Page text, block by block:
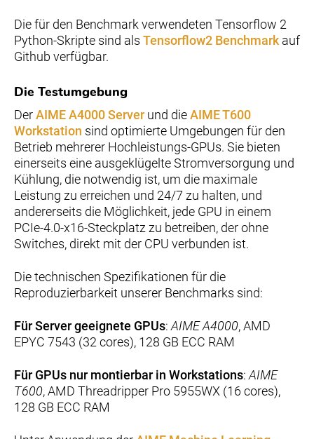
Die für den Benchmark verwendeten Tensorflow 2
Python-Skripte sind als Tensorflow2 Benchmark auf
Github verfügbar.
Die Testumgebung
DerAIME A4000 Server und dieAIME T600
Workstation sind optimierte Umgebungen für den
Betrieb mehrerer Hochleistungs-GPUs. Sie bieten
einerseits eine ausgeklügelte Stromversorgung und
Kühlung, die notwendig ist, um die maximale
Leistung zu erreichen und 24/7 zu halten, und
andererseits die Möglichkeit, jede GPU in einem
PCIe-4.0-x16-Steckplatz zu betreiben, der ohne
Switches, direkt mit der CPU verbunden ist.
Die technischen Spezifikationen für die
Reproduzierbarkeit unserer Benchmarks sind:
Für Server geeignete GPUs: AIME A4000, AMD
EPYC 7543 (32 cores), 128 GB ECC RAM
Für GPUs nur montierbar in Workstations: AIME
T600, AMD Threadripper Pro 5955WX (16 cores),
128 GB ECC RAM